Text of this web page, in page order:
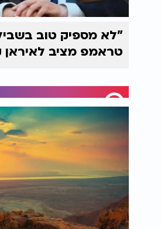
"לא מספיק טוב
טראמפ מציב לאיראן